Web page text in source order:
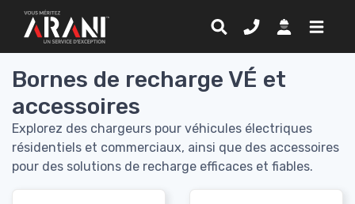
Bornes de recharge VÉ et
accessoires
Explorez des chargeurs pour véhicules électriques
résidentiels et commerciaux, ainsi que des accessoires
pour des solutions de recharge efficaces et fiables.